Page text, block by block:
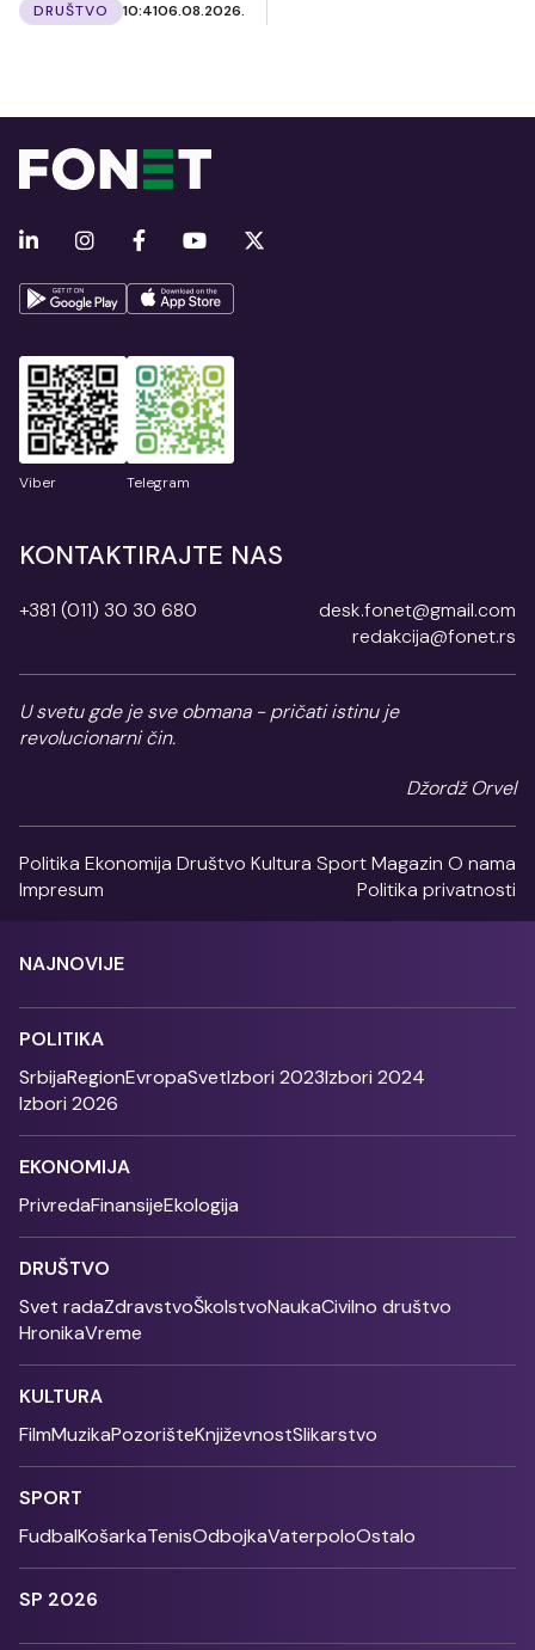
DRUŠTVO 10:4106.08.2026.
Viber Telegram
KONTAKTIRAJTE NAS
+381 (011) 30 30 680
desk.fonet@gmail.com
redakcija@fonet.rs
U svetu gde je sve obmana - pričati istinu je
revolucionarni čin.
Džordž Orvel
Politika Ekonomija Društvo Kultura SportMagazin O nama
Impresum
Politika privatnosti
NAJNOVIJE
POLITIKA
SrbijaRegionEvropaSvetIzbori 2023Izbori 2024
Izbori 2026
EKONOMIJA
PrivredaFinansijeEkologija
DRUŠTVO
Svet radaZdravstvoŠkolstvoNaukaCivilno društvo
HronikaVreme
KULTURA
FilmMuzikaPozorišteKnjiževnostSlikarstvo
SPORT
FudbalKošarkaTenisOdbojkaVaterpoloOstalo
SP 2026